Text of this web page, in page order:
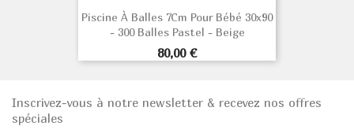
Piscine À Balles 7Cm Pour Bébé 30x90
- 300 Balles Pastel - Beige
Prix
80,00 €
Inscrivez-vous à notre newsletter & recevez nos offres
spéciales